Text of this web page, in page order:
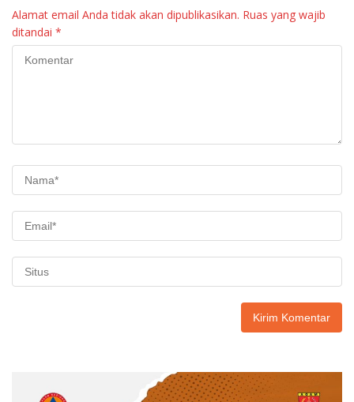
Alamat email Anda tidak akan dipublikasikan. Ruas yang wajib
ditandai *